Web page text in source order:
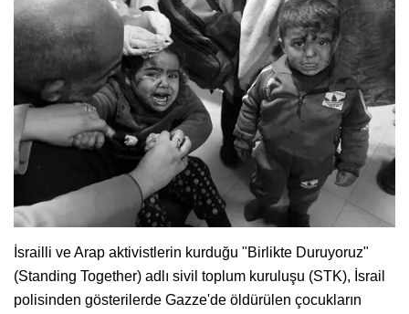
İsrailli ve Arap aktivistlerin kurduğu "Birlikte Duruyoruz"
(Standing Together) adlı sivil toplum kuruluşu (STK), İsrail
polisinden gösterilerde Gazze'de öldürülen çocukların